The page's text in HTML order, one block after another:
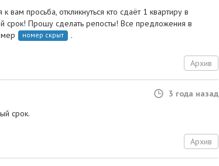
вам просьба, откликнуться кто сдаёт 1 квартиру в
срок! Прошу сделать репосты! Все предложения в
номер скрыт .
Архив
3 года назад
срок.
Архив